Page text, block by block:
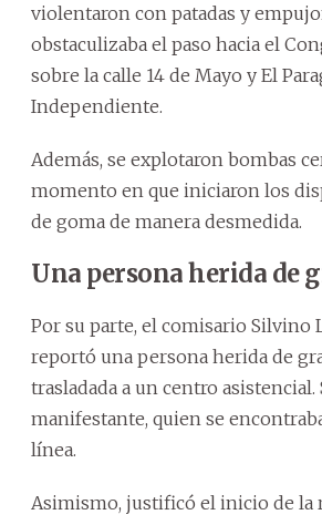
violentaron con patadas y
obstaculizaba el paso hacia el
sobre la calle 14 de Mayo y El
Independiente.
Además, se explotaron bombas
momento en que iniciaron los
de goma de manera desmedida.
Una persona herida de
Por su parte, el comisario Silvino
reportó una persona herida de
trasladada a un centro asistencial.
manifestante, quien se
línea.
Asimismo, justificó el inicio de la